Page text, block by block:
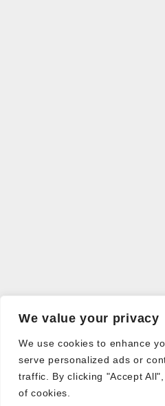
We value your privacy
We use cookies to enhance
serve personalized ads or
traffic. By clicking "Accept
of cookies.